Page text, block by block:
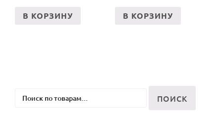
В КОРЗИНУ В КОРЗИНУ
ПОИСК